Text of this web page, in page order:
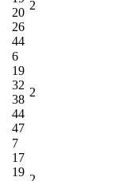
20
26
44
2
6
19
32
38
44
47
2
7
17
19